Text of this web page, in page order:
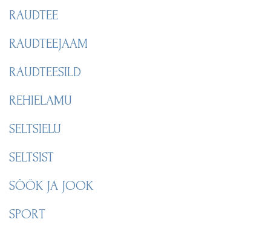
RAUDTEE
RAUDTEEJAAM
RAUDTEESILD
REHIELAMU
SELTSIELU
SELTSIST
SÖÖK JA JOOK
SPORT